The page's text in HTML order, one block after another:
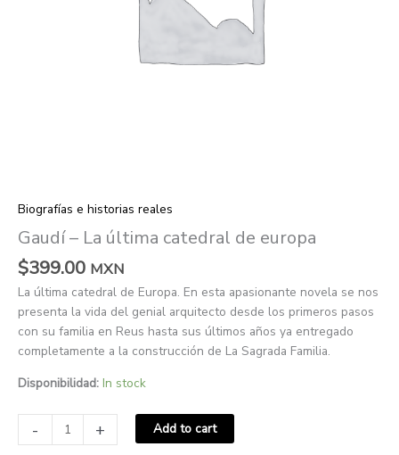
Biografías e historias reales
Gaudí – La última catedral de europa
$399.00 MXN
La última catedral de Europa. En esta apasionante novela se nos
presenta la vida del genial arquitecto desde los primeros pasos
con su familia en Reus hasta sus últimos años ya entregado
completamente a la construcción de La Sagrada Familia.
Disponibilidad: In stock
- + Add to cart